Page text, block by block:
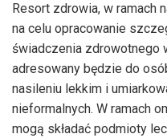
Resort zdrowia, w ramach
na celu opracowanie
świadczenia zdrowotnego
adresowany będzie do
nasileniu lekkim i
nieformalnych. W ramach
mogą składać podmioty